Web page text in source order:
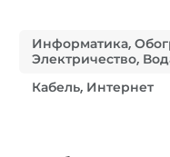
Информатика,
Электричество,
Кабель, Интернет